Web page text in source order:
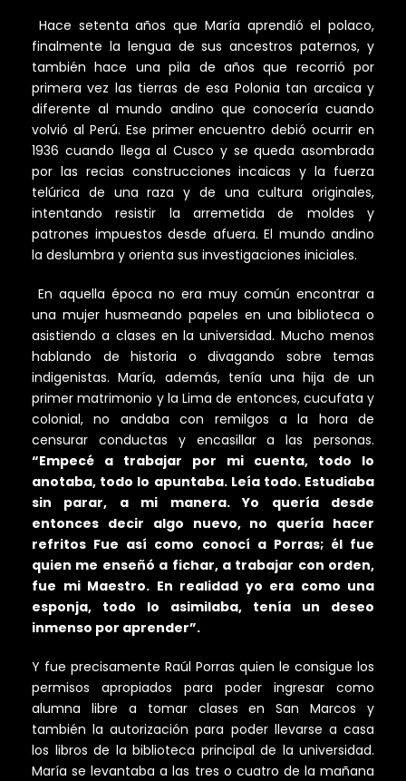
Hace setenta años que María aprendió el polaco,
finalmente la lengua de sus ancestros paternos, y
también hace una pila de años que recorrió por
primera vez las tierras de esa Polonia tan arcaica y
diferente al mundo andino que conocería cuando
volvió al Perú. Ese primer encuentro debió ocurrir en
1936 cuando llega al Cusco y se queda asombrada
por las recias construcciones incaicas y la fuerza
telúrica de una raza y de una cultura originales,
intentando resistir la arremetida de moldes y
patrones impuestos desde afuera. El mundo andino
la deslumbra y orienta sus investigaciones iniciales.
En aquella época no era muy común encontrar a
una mujer husmeando papeles en una biblioteca o
asistiendo a clases en la universidad. Mucho menos
hablando de historia o divagando sobre temas
indigenistas. María, además, tenía una hija de un
primer matrimonio y la Lima de entonces, cucufata y
colonial, no andaba con remilgos a la hora de
censurar conductas y encasillar a las personas.
“Empecé a trabajar por mi cuenta, todo lo
anotaba, todo lo apuntaba. Leía todo. Estudiaba
sin parar, a mi manera. Yo quería desde
entonces decir algo nuevo, no quería hacer
refritos Fue así como conocí a Porras; él fue
quien me enseñó a fichar, a trabajar con orden,
fue mi Maestro. En realidad yo era como una
esponja, todo lo asimilaba, tenía un deseo
inmenso por aprender”.
Y fue precisamente Raúl Porras quien le consigue los
permisos apropiados para poder ingresar como
alumna libre a tomar clases en San Marcos y
también la autorización para poder llevarse a casa
los libros de la biblioteca principal de la universidad.
María se levantaba a las tres o cuatro de la mañana